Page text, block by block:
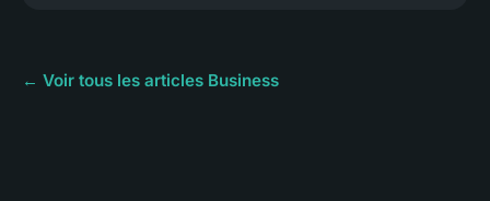
← Voir tous les articles Business